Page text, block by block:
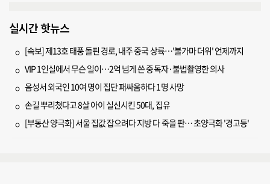
실시간 핫뉴스
[속보] 제13호 태풍 돌핀 경로, 내주 중국 상륙…'불가마 더위' 언제까지
VIP 1인실에서 무슨 일이…2억 넘게 쓴 중독자·불법촬영한 의사
음성서 외국인 10여 명이 집단 패싸움하다 1명 사망
손길 뿌리쳤다고 8살 아이 실신시킨 50대, 집유
[부동산 양극화] 서울 집값 잡으려다 지방 다 죽을 판… 초양극화 '경고등'